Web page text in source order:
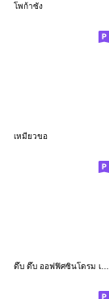
โพก้าซัง
เหมียวขอ
ดึ๊บ ดึ๊บ ออฟฟิศซินโดรม เก้า